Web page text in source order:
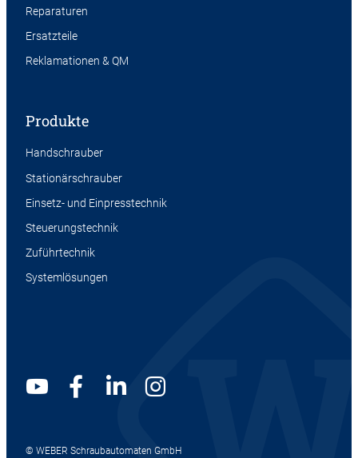
Reparaturen
Ersatzteile
Reklamationen & QM
Produkte
Handschrauber
Stationärschrauber
Einsetz- und Einpresstechnik
Steuerungstechnik
Zuführtechnik
Systemlösungen
© WEBER Schraubautomaten GmbH